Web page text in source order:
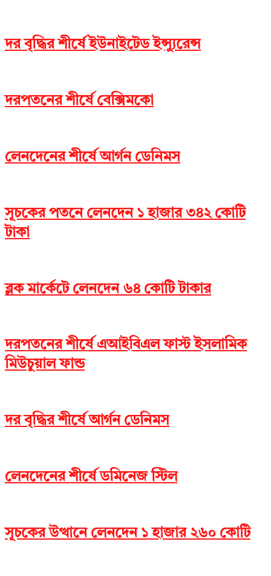
দর বৃদ্ধির শীর্ষে ইউনাইটেড ইন্স্যুরেন্স
দরপতনের শীর্ষে বেক্সিমকো
লেনদেনের শীর্ষে আর্গন ডেনিমস
সূচকের পতনে লেনদেন ১ হাজার ৩৪২ কোটি
টাকা
ব্লক মার্কেটে লেনদেন ৬৪ কোটি টাকার
দরপতনের শীর্ষে এআইবিএল ফাস্ট ইসলামিক
মিউচুয়াল ফান্ড
দর বৃদ্ধির শীর্ষে আর্গন ডেনিমস
লেনদেনের শীর্ষে ডমিনেজ স্টিল
সূচকের উত্থানে লেনদেন ১ হাজার ২৬০ কোটি